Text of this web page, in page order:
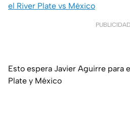
el River Plate vs México
PUBLICIDAD
Esto espera Javier Aguirre para
Plate y México